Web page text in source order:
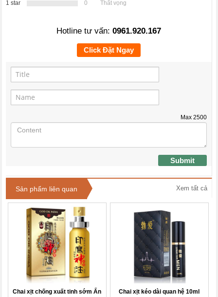
1 star 0 Thất vọng
Hotline tư vấn: 0961.920.167
Click Đặt Ngay
Max 2500
Submit
Sản phẩm liên quan Xem tất cả
Chai xịt chống xuất tinh sớm Ấn
Chai xịt kéo dài quan hệ 10ml